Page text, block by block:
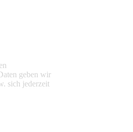
geben wir
sich jederzeit